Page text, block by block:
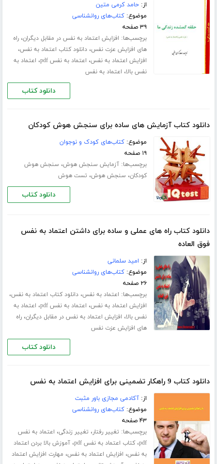
از:حامد کرمی متین
موضوع:کتاب‌های روانشناسی
۳۹ صفحه
برچسب‌ها: افزایش اعتماد به نفس در مقابل دیگران،راه
های افزایش عزت نفس،دانلود کتاب اعتماد به نفس،
افزایش اعتماد به نفس، اعتماد به نفس pdf ، اعتماد به
نفس بالا، اعتماد به نفس
دانلود کتاب
دانلود کتاب آزمایش های ساده برای سنجش هوش کودکان
موضوع:کتاب‌های کودک و نوجوان
۱۹ صفحه
برچسب‌ها:آزمایش سنجش هوش، سنجش هوش
کودکان، سنجش هوش، تست هوش
دانلود کتاب
دانلود کتاب راه های عملی و ساده برای داشتن اعتماد به نفس
فوق العاده
از: امید سلمانی
موضوع:کتاب‌های روانشناسی
۲۶ صفحه
برچسب‌ها: اعتماد به نفس،دانلود کتاب اعتماد به نفس،
افزایش اعتماد به نفس، اعتماد به نفس pdf ، اعتماد به
نفس بالا، افزایش اعتماد به نفس در مقابل دیگران،راه
های افزایش عزت نفس
دانلود کتاب
دانلود کتاب 9 راهکار تضمینی برای افزایش اعتماد به نفس
از:آکادمی مجازی باور مثبت
موضوع:کتاب‌های روانشناسی
۴۳ صفحه
برچسب‌ها: تغییر رفتار، تغییر زندگی، اعتماد به نفس
pdf،کتاب اعتماد به نفس pdf ،آموزش بالا بردن اعتماد
به نفس، افزایش اعتماد به نفس، مهارت افزایش اعتماد